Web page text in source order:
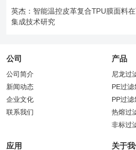
英杰：智能温控皮革复合TPU膜面料
集成技术研究
公司
公司简介
新闻动态
企业文化
联系我们
产品
尼龙过
PE过滤
PP过滤
热熔过
非标过
应用 关于